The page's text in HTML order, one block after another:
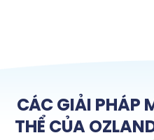
CÁC GIẢI PHÁP
THỂ CỦA